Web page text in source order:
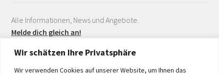
Wir schätzen Ihre Privatsphäre
Wir verwenden Cookies auf unserer Website, um Ihnen das
Alle Informationen, News und Angebote.
Melde dich gleich an!